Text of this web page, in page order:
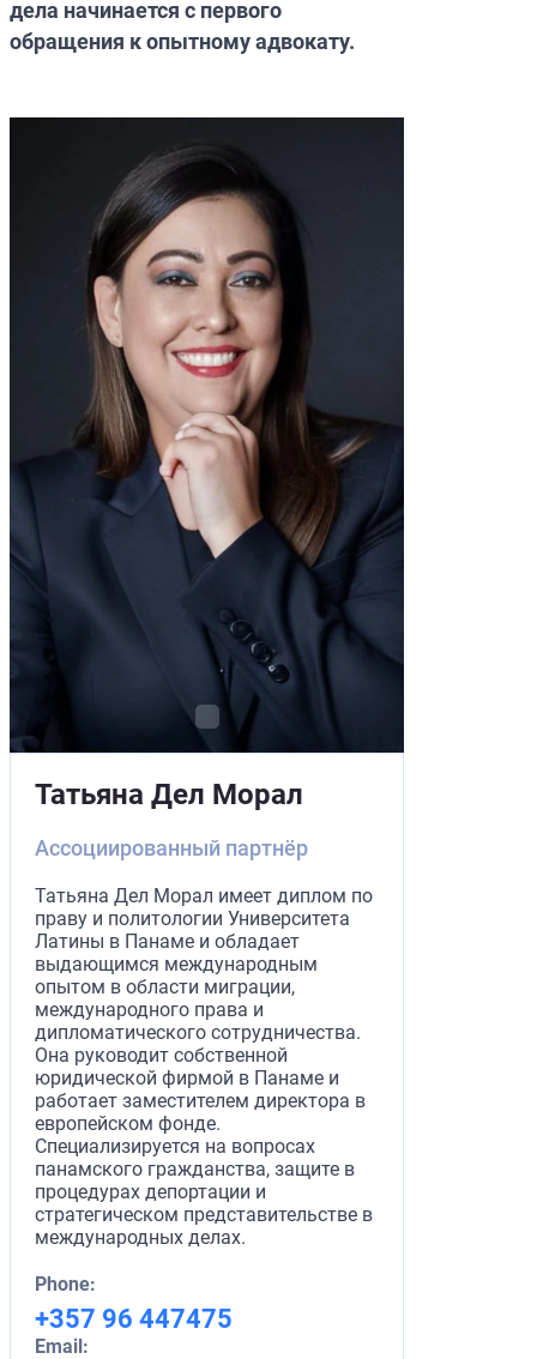
дела начинается с первого
обращения к опытному адвокату.
Татьяна Дел Морал
Ассоциированный партнёр
Татьяна Дел Морал имеет диплом по
праву и политологии Университета
Латины в Панаме и обладает
выдающимся международным
опытом в области миграции,
международного права и
дипломатического сотрудничества.
Она руководит собственной
юридической фирмой в Панаме и
работает заместителем директора в
европейском фонде.
Специализируется на вопросах
панамского гражданства, защите в
процедурах депортации и
стратегическом представительстве в
международных делах.
Phone:
+357 96 447475
Email: